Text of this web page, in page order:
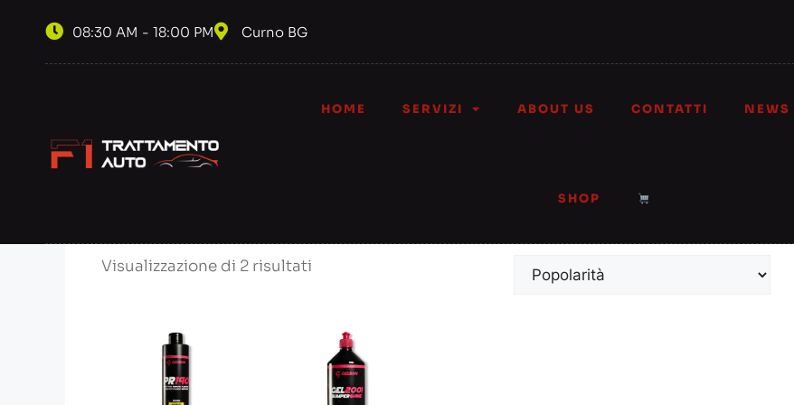
08:30 AM - 18:00 PM Curno BG
HOME SERVIZI ABOUT US CONTATTI NEWS
SHOP
ravvivante plastiche
Visualizzazione di 2 risultati